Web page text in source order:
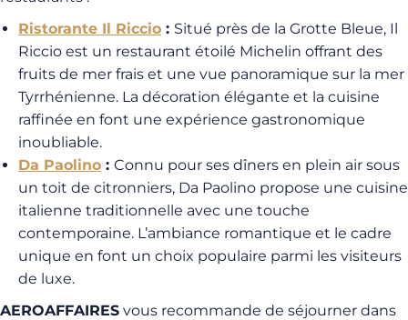
Ristorante Il Riccio : Situé près de la Grotte Bleue, Il
Riccio est un restaurant étoilé Michelin offrant des
fruits de mer frais et une vue panoramique sur la mer
Tyrrhénienne. La décoration élégante et la cuisine
raffinée en font une expérience gastronomique
inoubliable.
Da Paolino : Connu pour ses dîners en plein air sous
un toit de citronniers, Da Paolino propose une cuisine
italienne traditionnelle avec une touche
contemporaine. L’ambiance romantique et le cadre
unique en font un choix populaire parmi les visiteurs
de luxe.
AEROAFFAIRES vous recommande de séjourner dans